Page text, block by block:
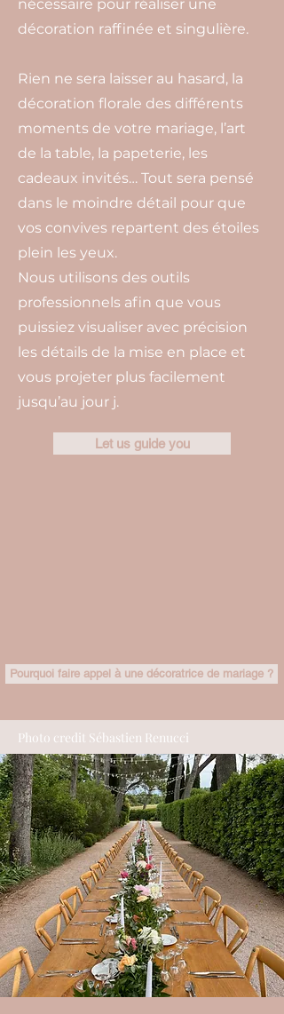
nécessaire pour réaliser une
décoration raffinée et singulière.
Rien ne sera laisser au hasard, la
décoration florale des différents
moments de votre mariage, l’art
de la table, la papeterie, les
cadeaux invités… Tout sera pensé
dans le moindre détail pour que
vos convives repartent des étoiles
plein les yeux.
Nous utilisons des outils
professionnels afin que vous
puissiez visualiser avec précision
les détails de la mise en place et
vous projeter plus facilement
jusqu’au jour j.
Let us guide you
Pourquoi faire appel à une décoratrice de mariage ?
Photo credit Sébastien Renucci